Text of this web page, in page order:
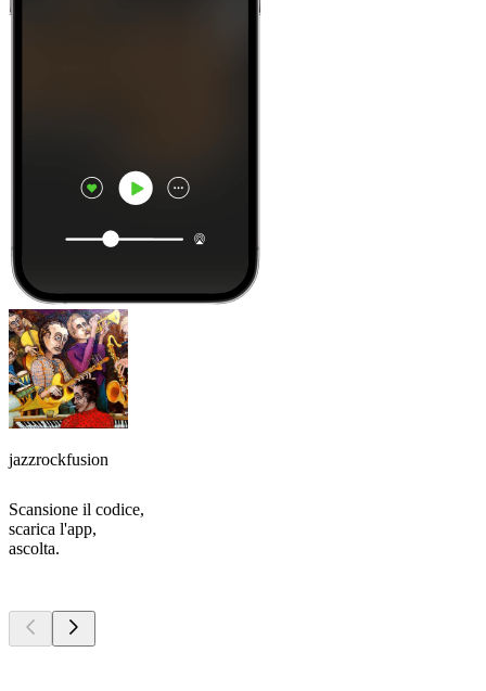
jazzrockfusion
Scansione il codice,
scarica l'app,
ascolta.